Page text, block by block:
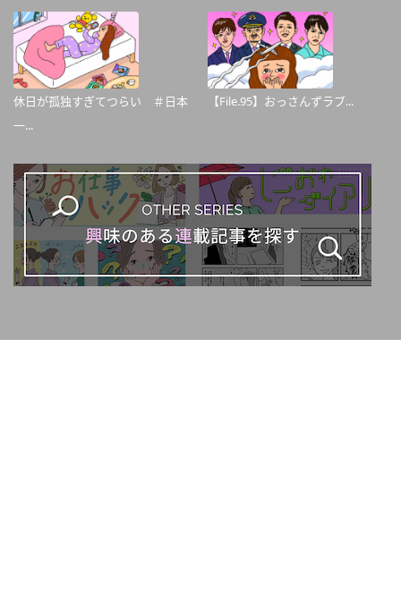
休日が孤独すぎてつらい ＃日本
一...
【File.95】おっさんずラブ...